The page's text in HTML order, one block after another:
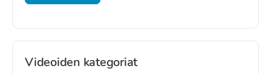
Videoiden kategoriat